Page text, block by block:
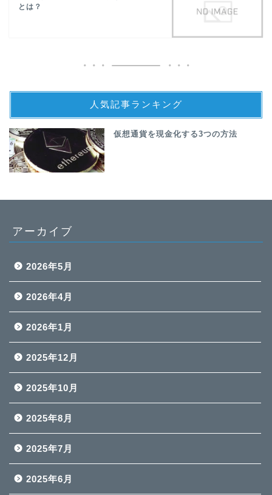
とは？
人気記事ランキング
仮想通貨を現金化する3つの方法
アーカイブ
2026年5月
2026年4月
2026年1月
2025年12月
2025年10月
2025年8月
2025年7月
2025年6月